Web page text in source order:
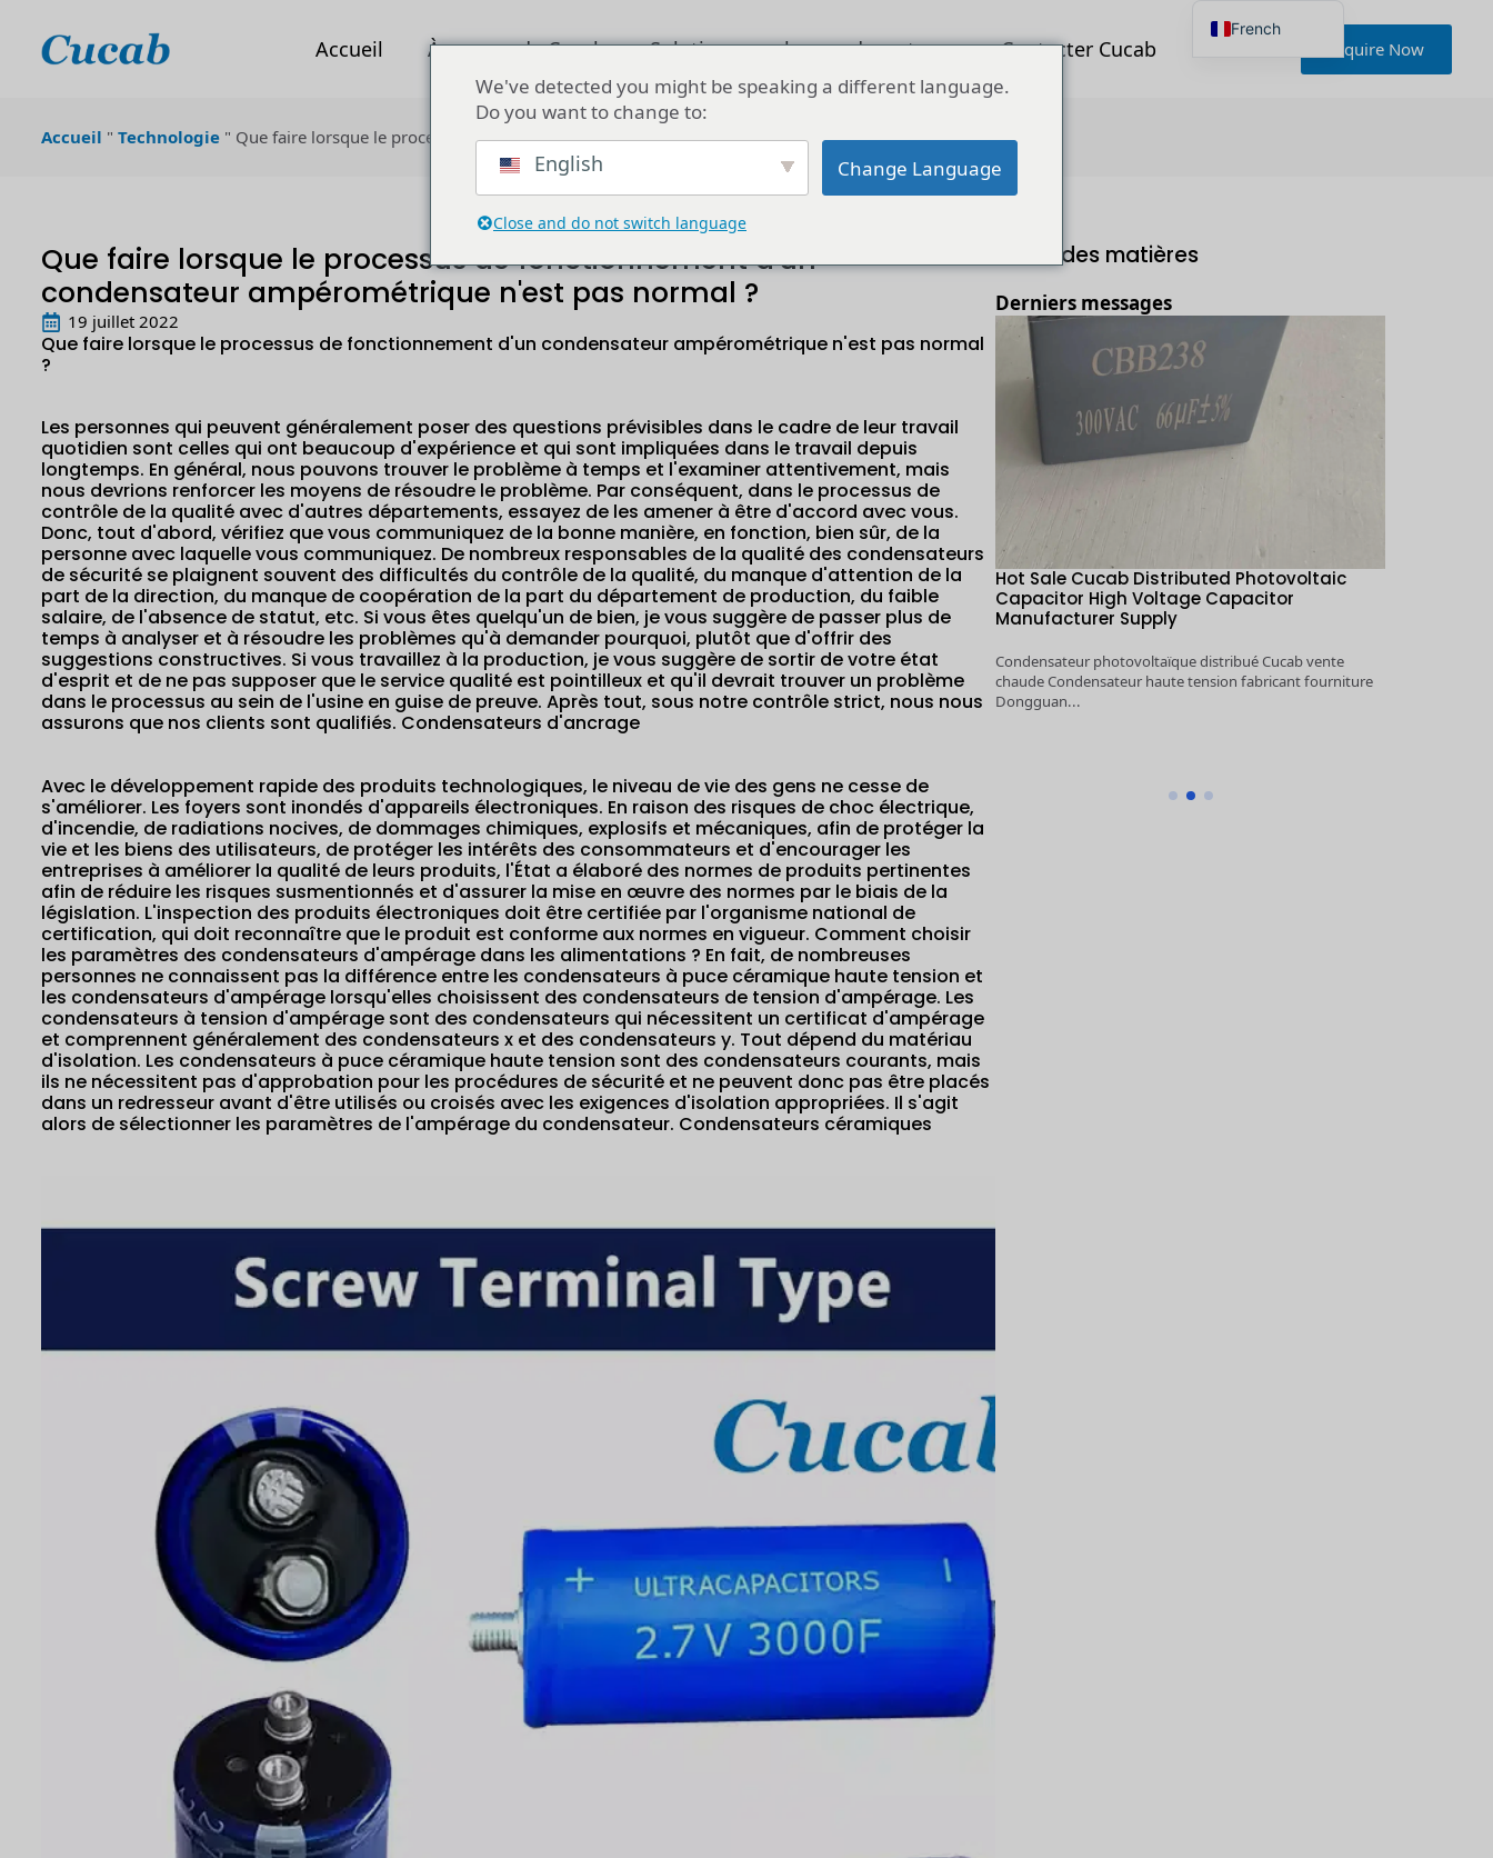
Accueil À propos de Cucab Solution pour les condensateurs Contacter Cucab Inquire Now
Accueil " Technologie " Que faire lorsque le processus de fonctionnement d'un condensateur ampérométrique n'est pas normal ?
Que faire lorsque le processus de fonctionnement d'un
condensateur ampérométrique n'est pas normal ?
19 juillet 2022
Que faire lorsque le processus de fonctionnement d'un condensateur ampérométrique n'est pas normal
?
Les personnes qui peuvent généralement poser des questions prévisibles dans le cadre de leur travail
quotidien sont celles qui ont beaucoup d'expérience et qui sont impliquées dans le travail depuis
longtemps. En général, nous pouvons trouver le problème à temps et l'examiner attentivement, mais
nous devrions renforcer les moyens de résoudre le problème. Par conséquent, dans le processus de
contrôle de la qualité avec d'autres départements, essayez de les amener à être d'accord avec vous.
Donc, tout d'abord, vérifiez que vous communiquez de la bonne manière, en fonction, bien sûr, de la
personne avec laquelle vous communiquez. De nombreux responsables de la qualité des condensateurs
de sécurité se plaignent souvent des difficultés du contrôle de la qualité, du manque d'attention de la
part de la direction, du manque de coopération de la part du département de production, du faible
salaire, de l'absence de statut, etc. Si vous êtes quelqu'un de bien, je vous suggère de passer plus de
temps à analyser et à résoudre les problèmes qu'à demander pourquoi, plutôt que d'offrir des
suggestions constructives. Si vous travaillez à la production, je vous suggère de sortir de votre état
d'esprit et de ne pas supposer que le service qualité est pointilleux et qu'il devrait trouver un problème
dans le processus au sein de l'usine en guise de preuve. Après tout, sous notre contrôle strict, nous nous
assurons que nos clients sont qualifiés. Condensateurs d'ancrage
Avec le développement rapide des produits technologiques, le niveau de vie des gens ne cesse de
s'améliorer. Les foyers sont inondés d'appareils électroniques. En raison des risques de choc électrique,
d'incendie, de radiations nocives, de dommages chimiques, explosifs et mécaniques, afin de protéger la
vie et les biens des utilisateurs, de protéger les intérêts des consommateurs et d'encourager les
entreprises à améliorer la qualité de leurs produits, l'État a élaboré des normes de produits pertinentes
afin de réduire les risques susmentionnés et d'assurer la mise en œuvre des normes par le biais de la
législation. L'inspection des produits électroniques doit être certifiée par l'organisme national de
certification, qui doit reconnaître que le produit est conforme aux normes en vigueur. Comment choisir
les paramètres des condensateurs d'ampérage dans les alimentations ? En fait, de nombreuses
personnes ne connaissent pas la différence entre les condensateurs à puce céramique haute tension et
les condensateurs d'ampérage lorsqu'elles choisissent des condensateurs de tension d'ampérage. Les
condensateurs à tension d'ampérage sont des condensateurs qui nécessitent un certificat d'ampérage
et comprennent généralement des condensateurs x et des condensateurs y. Tout dépend du matériau
d'isolation. Les condensateurs à puce céramique haute tension sont des condensateurs courants, mais
ils ne nécessitent pas d'approbation pour les procédures de sécurité et ne peuvent donc pas être placés
dans un redresseur avant d'être utilisés ou croisés avec les exigences d'isolation appropriées. Il s'agit
alors de sélectionner les paramètres de l'ampérage du condensateur. Condensateurs céramiques
Table des matières
Derniers messages
Condensateur d'impulsion haute tension
professionnel personnalisé, faible
inductance propre, courant élevé, longue
durée de vie, tension arbitraire non
standard, capacité
Condensateur d'impulsion haute tension professionnel
personnalisé, faible auto-inductance, grand courant,
Hot Sale Cucab Distributed Photovoltaic
Capacitor High Voltage Capacitor
Manufacturer Supply
Condensateur photovoltaïque distribué Cucab vente
chaude Condensateur haute tension fabricant fourniture
Dongguan...
We've detected you might be speaking a different language.
Do you want to change to:
English Change Language
Close and do not switch language
French
Japanese